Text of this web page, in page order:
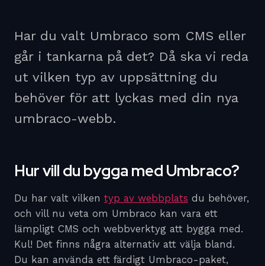
Har du valt Umbraco som CMS eller
går i tankarna på det? Då ska vi reda
ut vilken typ av uppsättning du
behöver för att lyckas med din nya
umbraco-webb.
Hur vill du bygga med Umbraco?
Du har valt vilken typ av webbplats du behöver,
och vill nu veta om Umbraco kan vara ett
lämpligt CMS och webbverktyg att bygga med.
Kul! Det finns några alternativ att välja bland.
Du kan använda ett färdigt Umbraco-paket,